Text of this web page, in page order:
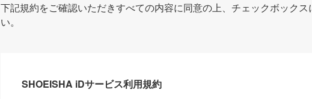
下記規約をご確認いただきすべての内容に同意の上、チェックボック
い。
SHOEISHA iDサービス利用規約